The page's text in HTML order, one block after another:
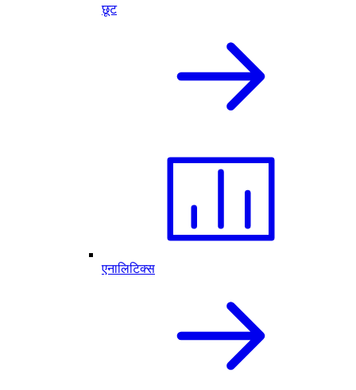
छूट
एनालिटिक्स